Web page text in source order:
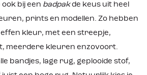
bij een badpakde keus uit heel
prints en modellen. Zo hebben
effen kleur, met een streepje,
meerdere kleuren enzovoort.
bandjes, lage rug, geplooide stof,